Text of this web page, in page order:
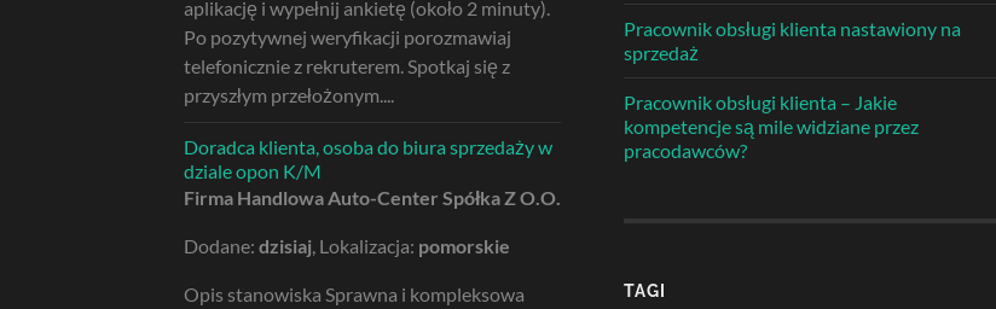
aplikację i wypełnij ankietę (około 2 minuty).
Po pozytywnej weryfikacji porozmawiaj
telefonicznie z rekruterem. Spotkaj się z
przyszłym przełożonym....
Doradca klienta, osoba do biura sprzedaży w
dziale opon K/M
Firma Handlowa Auto-Center Spółka Z O.O.
Dodane: dzisiaj , Lokalizacja: pomorskie
Opis stanowiska Sprawna i kompleksowa
Pracownik obsługi klienta nastawiony na
sprzedaż
Pracownik obsługi klienta – Jakie
kompetencje są mile widziane przez
pracodawców?
TAGI